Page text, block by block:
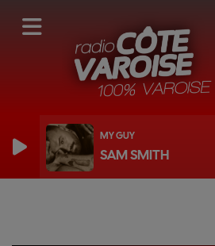
MY GUY
SAM SMITH
JE, TU, LIS - LES LIVRES